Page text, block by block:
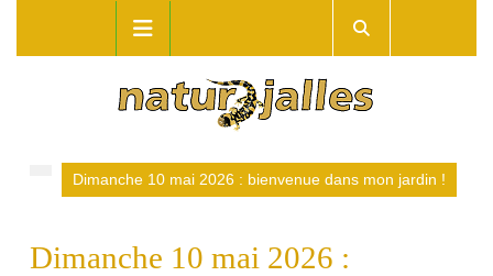
Button
Dimanche 10 mai 2026 : bienvenue dans mon jardin !
Dimanche 10 mai 2026 :